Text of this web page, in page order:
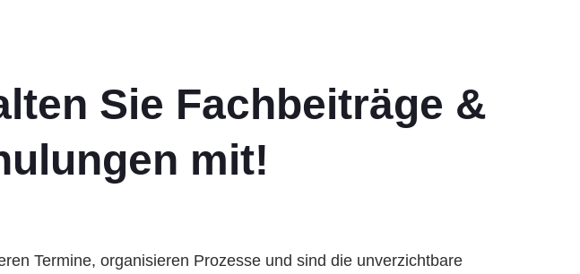
Sie Fachbeiträge &
mit!
Termine, organisieren Prozesse und sind die unverzichtbare